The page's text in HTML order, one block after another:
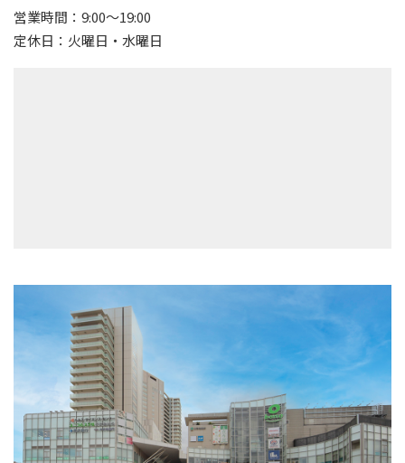
営業時間：9:00～19:00
定休日：火曜日・水曜日